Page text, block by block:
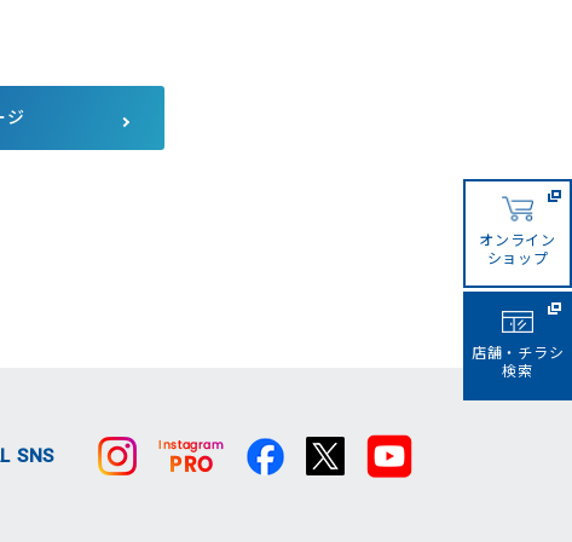
ジ
オンライン
ショップ
店舗・チラシ
検索
SNS